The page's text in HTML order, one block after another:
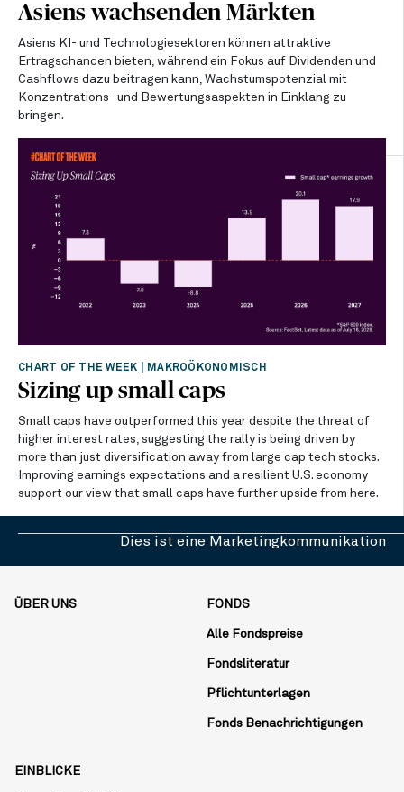
Asiens wachsenden Märkten
Asiens KI- und Technologiesektoren können attraktive
Ertragschancen bieten, während ein Fokus auf Dividenden und
Cashflows dazu beitragen kann, Wachstumspotenzial mit
Konzentrations- und Bewertungsaspekten in Einklang zu
bringen.
CHART OF THE WEEK MAKROÖKONOMISCH
Sizing up small caps
Small caps have outperformed this year despite the threat of
higher interest rates, suggesting the rally is being driven by
more than just diversification away from large cap tech stocks.
Improving earnings expectations and a resilient U.S. economy
support our view that small caps have further upside from here.
Dies ist eine Marketingkommunikation
ÜBER UNS FONDS
Alle Fondspreise
Fondsliteratur
Pflichtunterlagen
Fonds Benachrichtigungen
EINBLICKE